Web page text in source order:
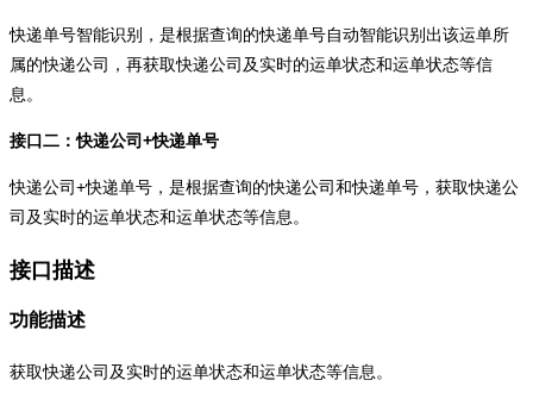
快递单号智能识别，是根据查询的快递单号自动智能识别出该运单所
属的快递公司，再获取快递公司及实时的运单状态和运单状态等信
息。
接口二：快递公司+快递单号
快递公司+快递单号，是根据查询的快递公司和快递单号，获取快递公
司及实时的运单状态和运单状态等信息。
接口描述
功能描述
获取快递公司及实时的运单状态和运单状态等信息。